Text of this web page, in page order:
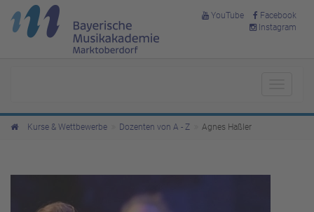
YouTube
Facebook
Instagram
Kurse & Wettbewerbe Dozenten von A - Z Agnes Haßler